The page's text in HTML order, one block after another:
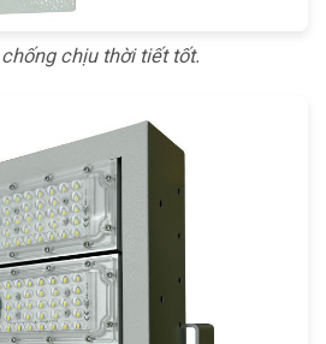
chịu thời tiết tốt.